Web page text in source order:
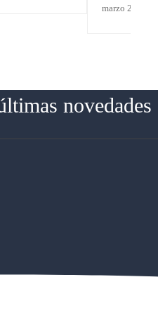
marzo 24, 2026
novedades